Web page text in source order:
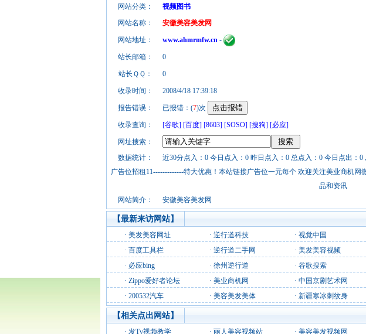
网站分类：
视频图书
网站名称： 安徽美容美发网
网站地址： www.ahmrmfw.cn -
站长邮箱： 0
站长ＱＱ： 0
收录时间： 2008/4/18 17:39:18
报告错误： 已报错：(7)次
收录查询： [谷歌] [百度] [8603] [SOSO] [搜狗] [必应]
网址搜索：
数据统计：
近30分点入：0 今日点入：0 昨日点入：0 总点入：0 今日点出：0
广告位招租11-------------特大优惠！本站链接广告位一元每个 欢迎关注美业商机
品和资讯
网站简介：
安徽美容美发网
【最新来访网站】
· 美发美容网址 · 逆行道科技 · 视觉中国
· 百度工具栏 · 逆行道二手网 · 美发美容视频
· 必应bing · 徐州逆行道 · 谷歌搜索
· Zippo爱好者论坛 · 美业商机网 · 中国京剧艺术网
· 200532汽车 · 美容美发美体 · 新疆寒冰刺纹身
【相关点出网站】
· 发Tv视频教学 · 丽人美容视频站 · 美容美发视频网